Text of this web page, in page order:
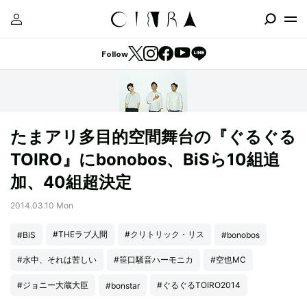
Follow
たまアリ多目的空間舞台の『ぐるぐる
TOIRO』にbonobos、BiSら10組追
加、40組超決定
2014.03.10 Mon
#BiS #THEラブ人間 #クリトリック・リス #bonobos
#水中、それは苦しい #笹口騒音ハーモニカ #空也MC
#ジョニー大蔵大臣 #bonstar #ぐるぐるTOIRO2014